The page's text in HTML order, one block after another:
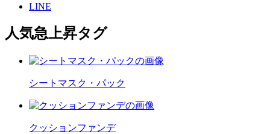
LINE
人気急上昇タグ
シートマスク・パック
クッションファンデ